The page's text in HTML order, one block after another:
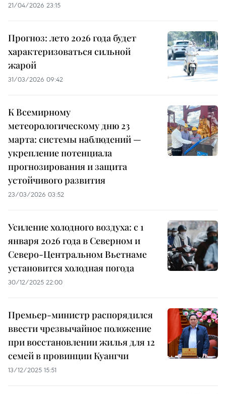
21/04/2026 23:15
Прогноз: лето 2026 года будет
характеризоваться сильной
жарой
31/03/2026 09:42
К Всемирному
метеорологическому дню 23
марта: системы наблюдений —
укрепление потенциала
прогнозирования и защита
устойчивого развития
23/03/2026 03:52
Усиление холодного воздуха: с 1
января 2026 года в Северном и
Северо-Центральном Вьетнаме
установится холодная погода
30/12/2025 22:00
Премьер-министр распорядился
ввести чрезвычайное положение
при восстановлении жилья для 12
семей в провинции Куангчи
13/12/2025 15:51